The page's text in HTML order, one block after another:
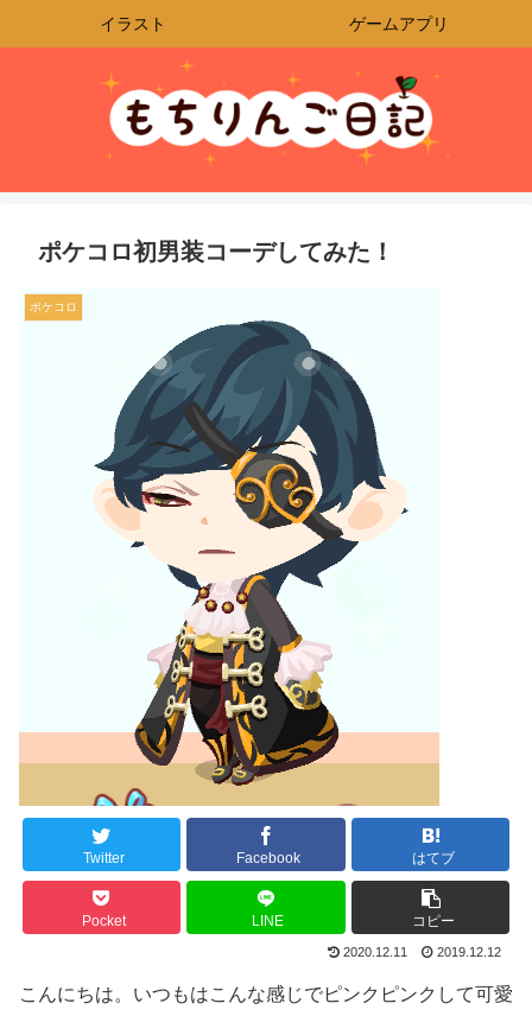
イラスト ゲームアプリ
ポケコロ初男装コーデしてみた！
ポケコロ
Twitter Facebook はてブ
Pocket LINE コピー
2020.12.11 2019.12.12
こんにちは。いつもはこんな感じでピンクピンクして可愛